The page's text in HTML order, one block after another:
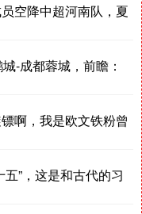
空降中超河南队，夏
-成都蓉城，前瞻：
啊，我是欧文铁粉曾
”，这是和古代的习